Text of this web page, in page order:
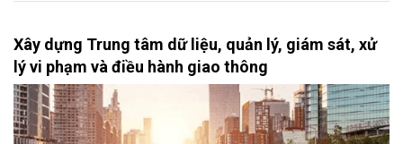
Xây dựng Trung tâm dữ liệu, quản lý, giám sát, xử
lý vi phạm và điều hành giao thông